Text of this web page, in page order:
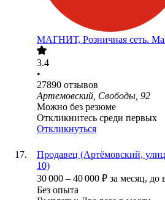
МАГНИТ, Розничная сеть.
3.4
•
27890 отзывов
Артемовский, Свободы, 92
Можно без резюме
Откликнитесь среди первых
Откликнуться
Продавец (Артёмовский,
10)
30 000 – 40 000 ₽ за месяц, до
Без опыта